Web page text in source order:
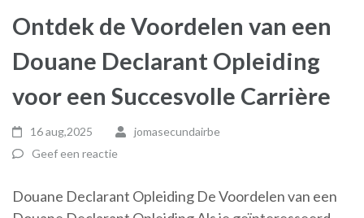
Ontdek de Voordelen van een
Douane Declarant Opleiding
voor een Succesvolle Carrière
16 aug,2025
jomasecundairbe
Geef een reactie
Douane Declarant Opleiding De Voordelen van een